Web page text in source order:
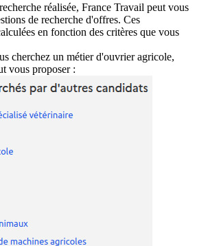
réalisée, France Travail peut vous
de recherche d'offres. Ces
en fonction des critères que vous
cherchez un métier d'ouvrier agricole,
vous proposer :